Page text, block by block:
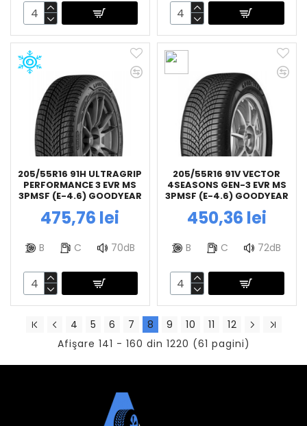
205/55R16 91H ULTRAGRIP
PERFORMANCE 3 EVR MS
3PMSF (E-4.6) GOODYEAR
475,76 lei
B C 70dB
205/55R16 91V VECTOR
4SEASONS GEN-3 EVR MS
3PMSF (E-4.6) GOODYEAR
450,36 lei
B C 72dB
4 5 6 7 8 9 10 11
12
Afişare 141 - 160 din 1220 (61 pagini)